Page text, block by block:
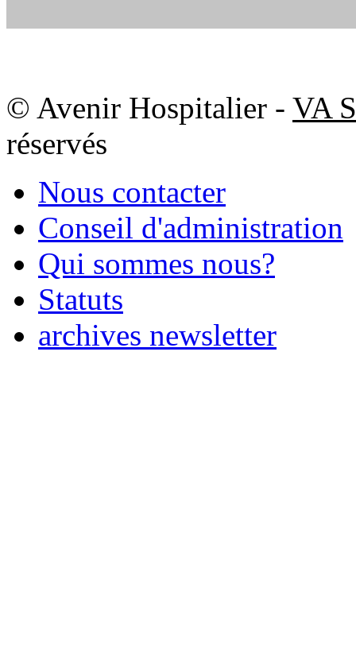
© Avenir Hospitalier - VA
réservés
Nous contacter
Conseil d'administration
Qui sommes nous?
Statuts
archives newsletter